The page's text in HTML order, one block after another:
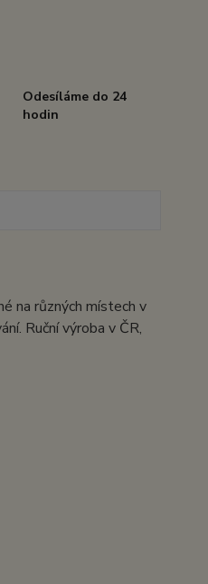
Odesíláme do 24
hodin
na různých místech v
Ruční výroba v ČR,